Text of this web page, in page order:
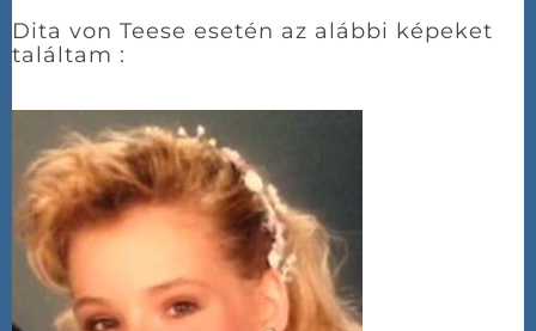
Dita von Teese esetén az alábbi képeket
találtam :